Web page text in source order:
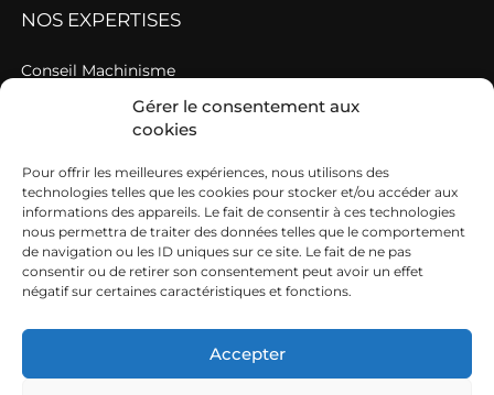
Gérer le consentement aux
cookies
Pour offrir les meilleures expériences, nous utilisons des
technologies telles que les cookies pour stocker et/ou accéder aux
informations des appareils. Le fait de consentir à ces technologies
nous permettra de traiter des données telles que le comportement
de navigation ou les ID uniques sur ce site. Le fait de ne pas
consentir ou de retirer son consentement peut avoir un effet
négatif sur certaines caractéristiques et fonctions.
Accepter
NOS EXPERTISES
Conseil Machinisme
Une AGC au service des Cuma en étroite relation avec
votre fédération de Cuma
Une fédération au service du travail en agriculture
A CONSULTER
Nos offres d’emploi
Agenda